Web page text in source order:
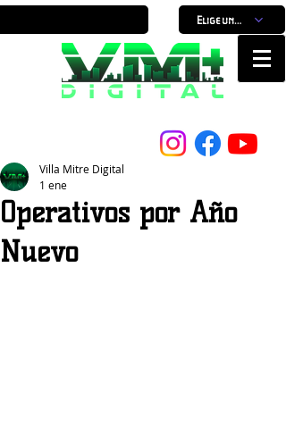
Elige un horario
Operativos por Año
Nuevo
Villa Mitre Digital
1 ene